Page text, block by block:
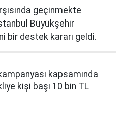
geçinmekte
Büyükşehir
bir destek kararı geldi.
kapsamında
kişi başı 10 bin TL